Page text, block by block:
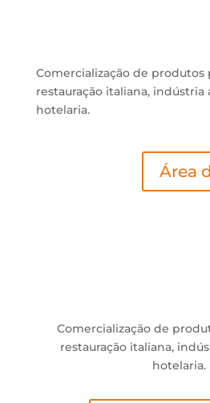
Comercialização de produtos
restauração italiana, indústria
hotelaria.
Área
Comercialização de
restauração italiana,
hotelaria.